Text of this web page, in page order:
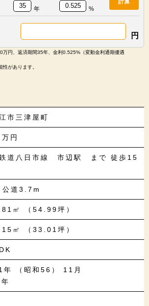
年 %
円
円、返済期間35年、金利0.525%（変動金利通期優遇
があります。
市三津屋町
万円
道八日市線 市辺駅 まで 徒歩15
公道3.7m
㎡ （54.99坪）
㎡ （33.01坪）
年 （昭和56） 11月